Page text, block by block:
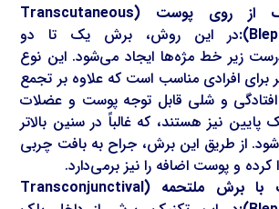
جراحی پلک از روی پوست (Transcutaneous
در این روش، برش یک تا دو
زیر خط مژه‌ها ایجاد می‌شود. این نوع
برای افرادی مناسب است که علاوه بر تجمع
و شلی قابل توجه پوست و عضلات
پایین نیز هستند، که غالباً در سنین بالاتر
از طریق این برش، جراح به بافت چربی
و پوست اضافه را نیز برمی‌دارد.
جراحی پلک با برش ملتحمه (Transconjunctival